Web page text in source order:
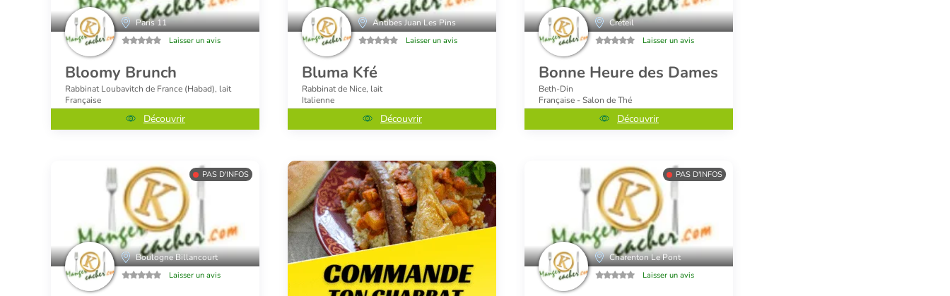
Paris 11
Laisser un avis
Bloomy Brunch
Rabbinat Loubavitch de France (Habad), lait
Française
Découvrir
Antibes Juan Les Pins
Laisser un avis
Bluma Kfé
Rabbinat de Nice, lait
Italienne
Découvrir
Créteil
Laisser un avis
Bonne Heure des Dames
Beth-Din
Française - Salon de Thé
Découvrir
PAS D'INFOS
Boulogne Billancourt
Laisser un avis
PAS D'INFOS
Charenton Le Pont
Laisser un avis